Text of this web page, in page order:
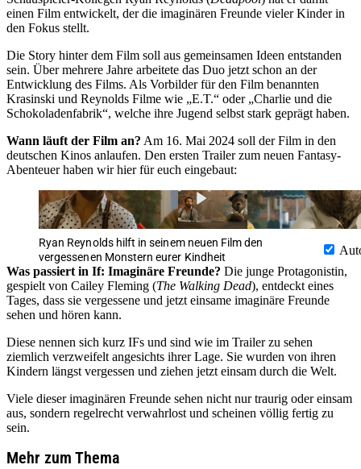
einen Film entwickelt, der die imaginären Freunde vieler Kinder in
den Fokus stellt.
Die Story hinter dem Film soll aus gemeinsamen Ideen entstanden
sein. Über mehrere Jahre arbeitete das Duo jetzt schon an der
Entwicklung des Films. Als Vorbilder für den Film benannten
Krasinski und Reynolds Filme wie „E.T.“ oder „Charlie und die
Schokoladenfabrik“, welche ihre Jugend selbst stark geprägt haben.
Wann läuft der Film an? Am 16. Mai 2024 soll der Film in den
deutschen Kinos anlaufen. Den ersten Trailer zum neuen Fantasy-
Abenteuer haben wir hier für euch eingebaut:
Ryan Reynolds hilft in seinem neuen Film den
vergessenen Monstern eurer Kindheit
Was passiert in If: Imaginäre Freunde? Die junge Protagonistin,
gespielt von Cailey Fleming (The Walking Dead), entdeckt eines
Tages, dass sie vergessene und jetzt einsame imaginäre Freunde
sehen und hören kann.
Diese nennen sich kurz IFs und sind wie im Trailer zu sehen
ziemlich verzweifelt angesichts ihrer Lage. Sie wurden von ihren
Kindern längst vergessen und ziehen jetzt einsam durch die Welt.
Viele dieser imaginären Freunde sehen nicht nur traurig oder einsam
aus, sondern regelrecht verwahrlost und scheinen völlig fertig zu
sein.
Mehr zum Thema